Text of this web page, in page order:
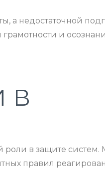
а недостаточной
и
В
в защите систем.
правил